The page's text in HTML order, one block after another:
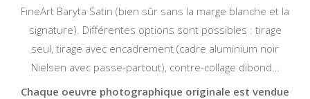
FineArt Baryta Satin (bien sûr sans la marge blanche et la
signature). Différentes options sont possibles : tirage
seul, tirage avec encadrement (cadre aluminium noir
Nielsen avec passe-partout), contre-collage dibond…
Chaque oeuvre photographique originale est vendue